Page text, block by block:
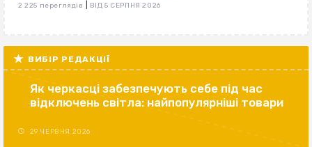
2 225 переглядів ВІД 5 СЕРПНЯ 2026
ВИБІР РЕДАКЦІЇ
Як черкасці забезпечують себе під час
відключень світла: найпопулярніші товари
29 ЧЕРВНЯ 2026